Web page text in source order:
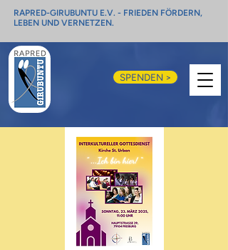
RAPRED-GIRUBUNTU E.V. - FRIEDEN FÖRDERN,
LEBEN UND VERNETZEN.
SPENDEN >